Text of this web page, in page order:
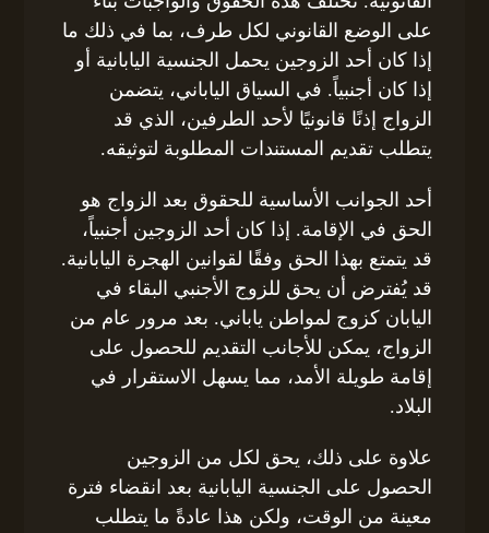
على الوضع القانوني لكل طرف، بما في ذلك ما
إذا كان أحد الزوجين يحمل الجنسية اليابانية أو
إذا كان أجنبياً. في السياق الياباني، يتضمن
الزواج إذنًا قانونيًا لأحد الطرفين، الذي قد
يتطلب تقديم المستندات المطلوبة لتوثيقه.
أحد الجوانب الأساسية للحقوق بعد الزواج هو
الحق في الإقامة. إذا كان أحد الزوجين أجنبياً،
قد يتمتع بهذا الحق وفقًا لقوانين الهجرة اليابانية.
قد يُفترض أن يحق للزوج الأجنبي البقاء في
اليابان كزوج لمواطن ياباني. بعد مرور عام من
الزواج، يمكن للأجانب التقديم للحصول على
إقامة طويلة الأمد، مما يسهل الاستقرار في
البلاد.
علاوة على ذلك، يحق لكل من الزوجين
الحصول على الجنسية اليابانية بعد انقضاء فترة
معينة من الوقت، ولكن هذا عادةً ما يتطلب